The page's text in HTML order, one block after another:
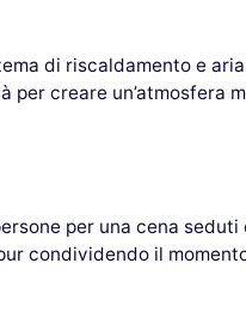
di riscaldamento e
creare un’atmosfera
per una cena seduti
condividendo il